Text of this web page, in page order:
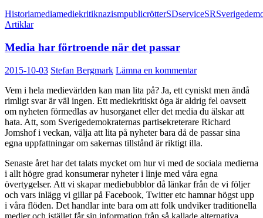
HistoriamediamediekritiknazismpublicrötterSDserviceSR
Artiklar
Media har förtroende när det passar
2015-10-03 Stefan Bergmark Lämna en kommentar
Vem i hela medievärlden kan man lita på? Ja, ett cyniskt men ändå
rimligt svar är väl ingen. Ett mediekritiskt öga är aldrig fel oavsett
om nyheten förmedlas av husorganet eller det media du älskar att
hata. Att, som Sverigedemokraternas partisekreterare Richard
Jomshof i veckan, välja att lita på nyheter bara då de passar sina
egna uppfattningar om sakernas tillstånd är riktigt illa.
Senaste året har det talats mycket om hur vi med de sociala medierna
i allt högre grad konsumerar nyheter i linje med våra egna
övertygelser. Att vi skapar mediebubblor då länkar från de vi följer
och vars inlägg vi gillar på Facebook, Twitter etc hamnar högst upp
i våra flöden. Det handlar inte bara om att folk undviker traditionella
medier och istället får sin information från så kallade alternativa